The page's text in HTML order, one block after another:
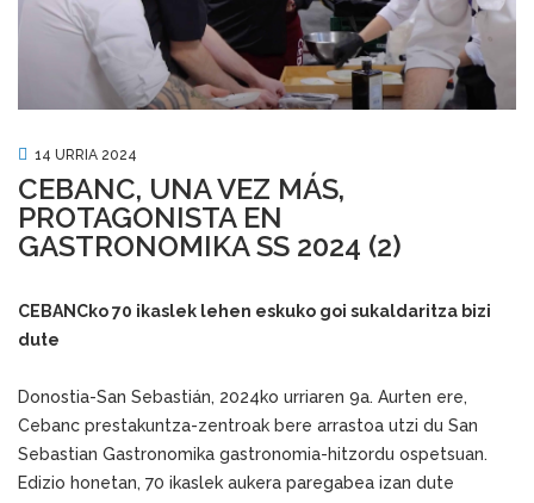
14 URRIA 2024
CEBANC, UNA VEZ MÁS,
PROTAGONISTA EN
GASTRONOMIKA SS 2024 (2)
CEBANCko 70 ikaslek lehen eskuko goi sukaldaritza bizi
dute
Donostia-San Sebastián, 2024ko urriaren 9a. Aurten ere,
Cebanc prestakuntza-zentroak bere arrastoa utzi du San
Sebastian Gastronomika gastronomia-hitzordu ospetsuan.
Edizio honetan, 70 ikaslek aukera paregabea izan dute